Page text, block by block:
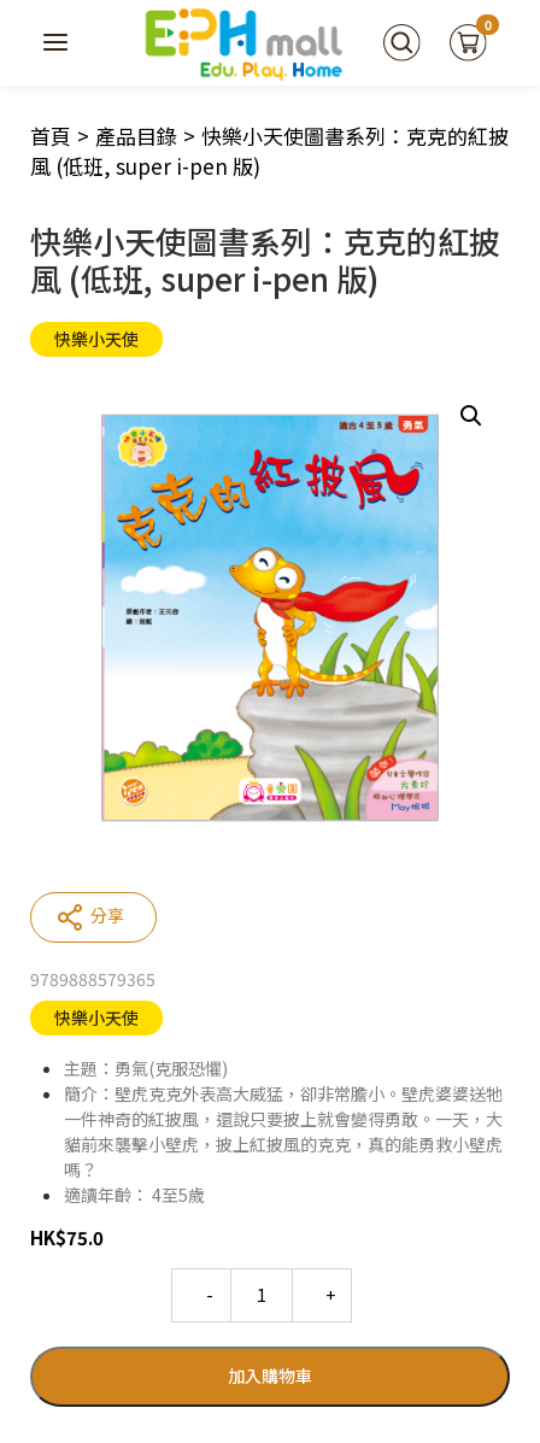
0
首頁 > 產品目錄 > 快樂小天使圖書系列：克克的紅披
風 (低班, super i-pen 版)
快樂小天使圖書系列：克克的紅披
風 (低班, super i-pen 版)
快樂小天使
9789888579365
快樂小天使
主題：勇氣(克服恐懼)
簡介：壁虎克克外表高大威猛，卻非常膽小。壁虎婆婆送牠
一件神奇的紅披風，還說只要披上就會變得勇敢。一天，大
貓前來襲擊小壁虎，披上紅披風的克克，真的能勇救小壁虎
嗎？
適讀年齡： 4至5歲
HK$75.0
加入購物車
分享